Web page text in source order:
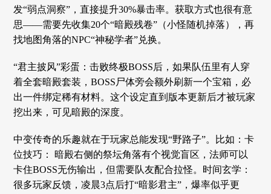
发“弱点洞察”，直接提升30%暴击率。获取方式也很有意
思——需要先收集20个“暗殿残卷”（小怪随机掉落），再
找地图角落的NPC“神秘学者”兑换。
“君主披风”彩蛋：击败终极BOSS后，如果队伍里有人穿
着全套暗殿套装，BOSS尸体旁会额外刷新一个宝箱，必
出一件绑定稀有材料。这个设定直到版本更新后才被玩家
挖出来，可见暗殿的深度。
中变传奇的乐趣就在于玩家总能发现“野路子”。比如：卡
位技巧： 暗殿右侧的祭坛角落有个视觉盲区，法师可以
卡住BOSS无伤输出，但需要队友配合拉怪。时间玄学：
很多玩家反馈，凌晨3点后打“暗影君主”，爆率似乎更